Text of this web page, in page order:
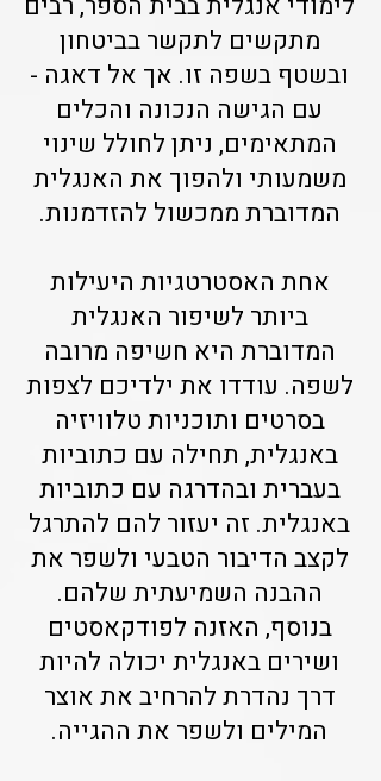
מתקשים לתקשר בביטחון
ובשטף בשפה זו. אך אל דאגה -
עם הגישה הנכונה והכלים
המתאימים, ניתן לחולל שינוי
משמעותי ולהפוך את האנגלית
המדוברת ממכשול להזדמנות.
אחת האסטרטגיות היעילות
ביותר לשיפור האנגלית
המדוברת היא חשיפה מרובה
לשפה. עודדו את ילדיכם לצפות
בסרטים ותוכניות טלוויזיה
באנגלית, תחילה עם כתוביות
בעברית ובהדרגה עם כתוביות
באנגלית. זה יעזור להם להתרגל
לקצב הדיבור הטבעי ולשפר את
ההבנה השמיעתית שלהם.
בנוסף, האזנה לפודקאסטים
ושירים באנגלית יכולה להיות
דרך נהדרת להרחיב את אוצר
המילים ולשפר את ההגייה.